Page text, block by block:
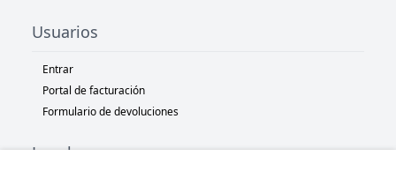
Usuarios
Entrar
Portal de facturación
Formulario de devoluciones
Legal